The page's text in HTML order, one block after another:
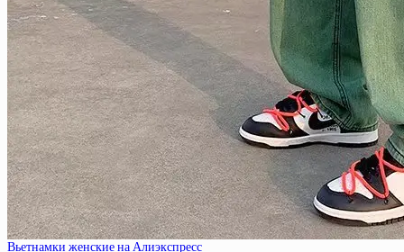
Вьетнамки женские на Алиэкспресс